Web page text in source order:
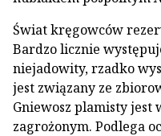
Świat kręgowców
Bardzo licznie
niejadowity, rzadko
jest związany ze
Gniewosz plamisty jest
zagrożonym. Podlega